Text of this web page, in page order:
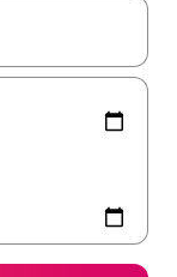
explore-os